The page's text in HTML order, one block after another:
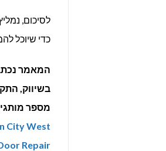
לסיכום,
כדי שיוכל
המאמר
מספר
City West
Repair